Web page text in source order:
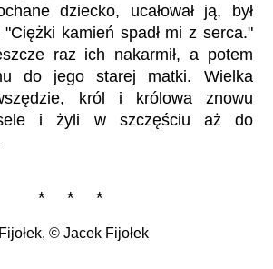
dziecko, ucałował ją, był
"Ciężki kamień spadł mi z serca."
raz ich nakarmił, a potem
do jego starej matki. Wielka
król i królowa znowu
i żyli w szczęściu aż do
* * *
©Jacek Fijołek